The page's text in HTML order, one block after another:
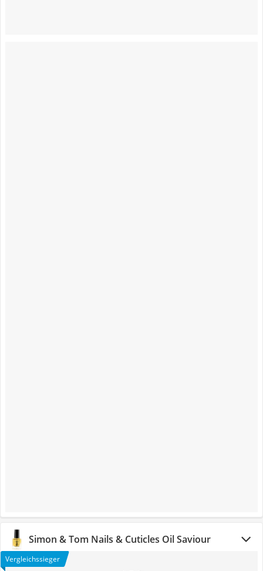
Simon & Tom Nails & Cuticles Oil Saviour
Vergleichssieger